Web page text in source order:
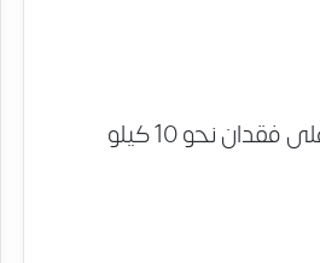
تناول عصير الكيوي والأناناس يوميًا لمدة 15 يوم سيساعد جسمك على فقدان نحو 10 كيلو